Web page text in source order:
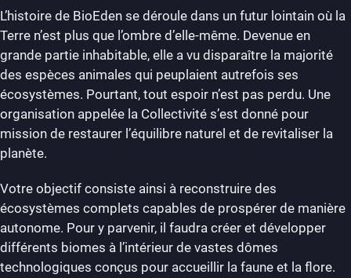
L’histoire de BioEden se déroule dans un futur lointain où la
Terre n’est plus que l’ombre d’elle-même. Devenue en
grande partie inhabitable, elle a vu disparaître la majorité
des espèces animales qui peuplaient autrefois ses
écosystèmes. Pourtant, tout espoir n’est pas perdu. Une
organisation appelée la Collectivité s’est donné pour
mission de restaurer l’équilibre naturel et de revitaliser la
planète.
Votre objectif consiste ainsi à reconstruire des
écosystèmes complets capables de prospérer de manière
autonome. Pour y parvenir, il faudra créer et développer
différents biomes à l’intérieur de vastes dômes
technologiques conçus pour accueillir la faune et la flore.